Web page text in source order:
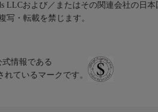
LLCおよび／またはその関連会社の日
写・転載を禁じます。
情報である
れているマークです。